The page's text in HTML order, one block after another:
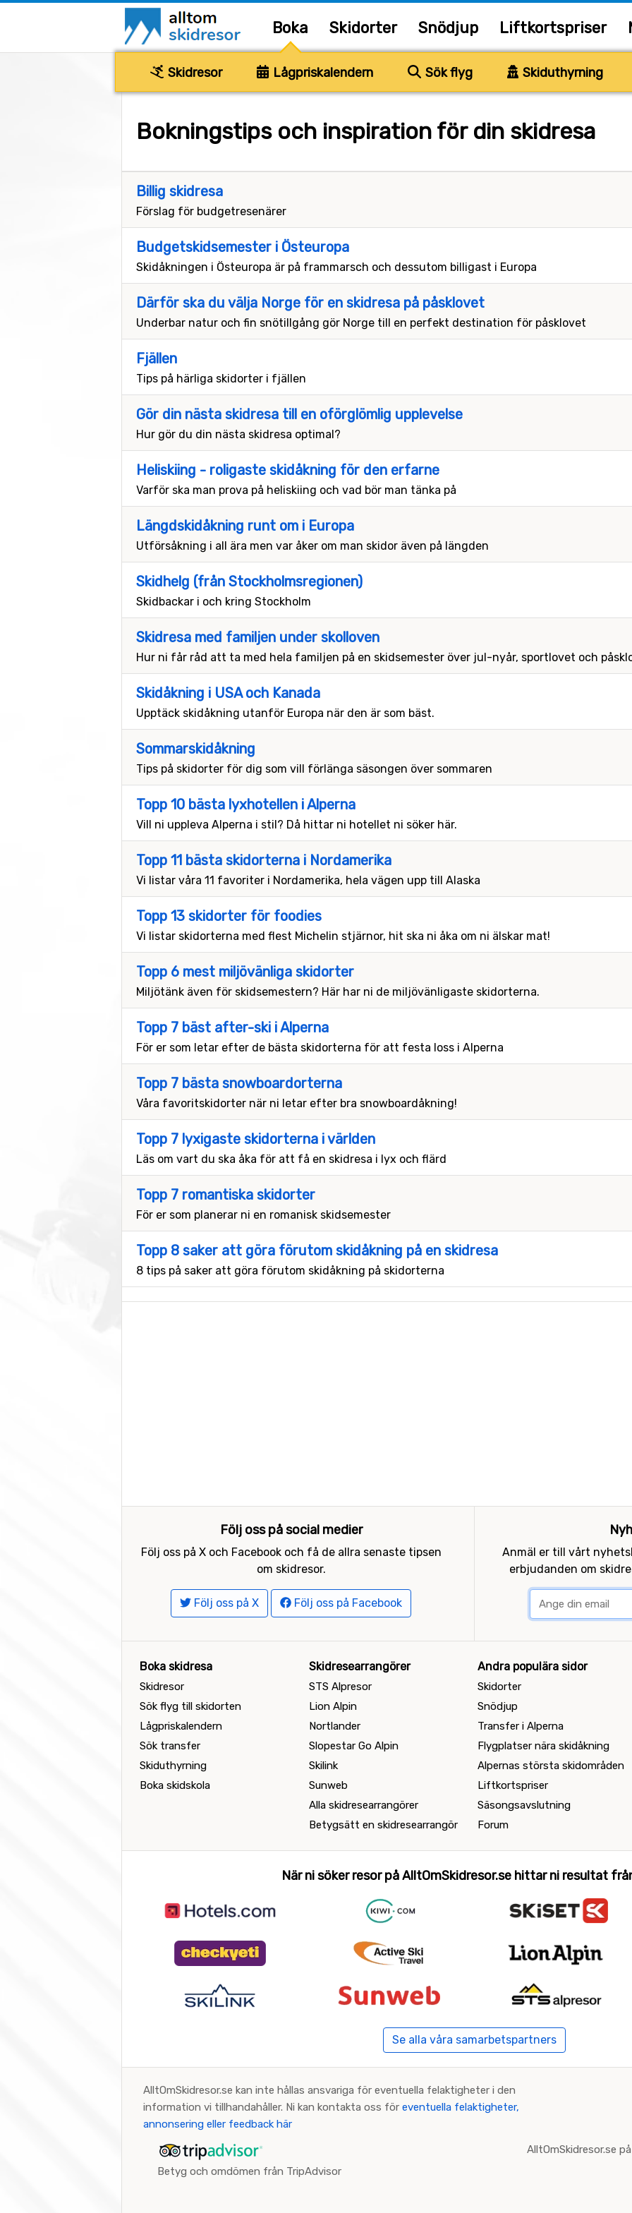
Boka Skidorter Snödjup Liftkortspriser
Skidresor Lågpriskalendern Sök flyg Skiduthyrning
Bokningstips och inspiration för din skidresa
Billig skidresa
Förslag för budgetresenärer
Budgetskidsemester i Östeuropa
Skidåkningen i Östeuropa är på frammarsch och dessutom billigast i Europa
Därför ska du välja Norge för en skidresa på påsklovet
Underbar natur och fin snötillgång gör Norge till en perfekt destination för påsklovet
Fjällen
Tips på härliga skidorter i fjällen
Gör din nästa skidresa till en oförglömlig upplevelse
Hur gör du din nästa skidresa optimal?
Heliskiing - roligaste skidåkning för den erfarne
Varför ska man prova på heliskiing och vad bör man tänka på
Längdskidåkning runt om i Europa
Utförsåkning i all ära men var åker om man skidor även på längden
Skidhelg (från Stockholmsregionen)
Skidbackar i och kring Stockholm
Skidresa med familjen under skolloven
Hur ni får råd att ta med hela familjen på en skidsemester över jul-nyår, sportlovet och
Skidåkning i USA och Kanada
Upptäck skidåkning utanför Europa när den är som bäst.
Sommarskidåkning
Tips på skidorter för dig som vill förlänga säsongen över sommaren
Topp 10 bästa lyxhotellen i Alperna
Vill ni uppleva Alperna i stil? Då hittar ni hotellet ni söker här.
Topp 11 bästa skidorterna i Nordamerika
Vi listar våra 11 favoriter i Nordamerika, hela vägen upp till Alaska
Topp 13 skidorter för foodies
Vi listar skidorterna med flest Michelin stjärnor, hit ska ni åka om ni älskar mat!
Topp 6 mest miljövänliga skidorter
Miljötänk även för skidsemestern? Här har ni de miljövänligaste skidorterna.
Topp 7 bäst after-ski i Alperna
För er som letar efter de bästa skidorterna för att festa loss i Alperna
Topp 7 bästa snowboardorterna
Våra favoritskidorter när ni letar efter bra snowboardåkning!
Topp 7 lyxigaste skidorterna i världen
Läs om vart du ska åka för att få en skidresa i lyx och flärd
Topp 7 romantiska skidorter
För er som planerar ni en romanisk skidsemester
Topp 8 saker att göra förutom skidåkning på en skidresa
8 tips på saker att göra förutom skidåkning på skidorterna
Följ oss på social medier
Följ oss på X och Facebook och få de allra senaste tipsen
om skidresor.
Följ oss på X Följ oss på Facebook
Anmäl er till vårt
erbjudanden om
Boka skidresa
Skidresor
Sök flyg till skidorten
Lågpriskalendern
Sök transfer
Skiduthyrning
Boka skidskola
Skidresearrangörer
STS Alpresor
Lion Alpin
Nortlander
Slopestar Go Alpin
Skilink
Sunweb
Alla skidresearrangörer
Betygsätt en skidresearrangör
Andra populära sidor
Skidorter
Snödjup
Transfer i Alperna
Flygplatser nära skidåkning
Alpernas största skidområden
Liftkortspriser
Säsongsavslutning
Forum
När ni söker resor på AlltOmSkidresor.se hittar ni resultat
Se alla våra samarbetspartners
AlltOmSkidresor.se kan inte hållas ansvariga för eventuella felaktigheter i den
information vi tillhandahåller. Ni kan kontakta oss för eventuella felaktigheter,
annonsering eller feedback här
Betyg och omdömen från TripAdvisor
AlltOmSkidresor.se